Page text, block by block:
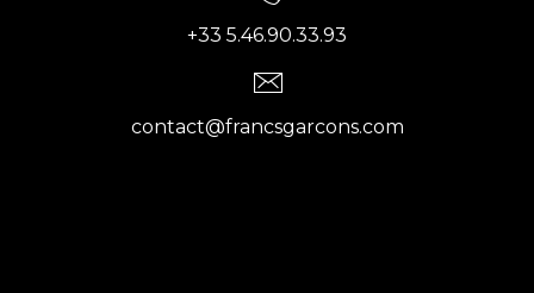
+33 5.46.90.33.93
contact@francsgarcons.com